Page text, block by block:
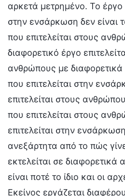
αρκετά μετρημένο. Το έργο
στην ενσάρκωση δεν είναι
που επιτελείται στους
διαφορετικό έργο
ανθρώπους με διαφορετικά
που επιτελείται στην
επιτελείται στους
που επιτελείται στους
επιτελείται στην
ανεξάρτητα από το πώς
εκτελείται σε διαφορετικά
είναι ποτέ το ίδιο και οι
Εκείνος εργάζεται